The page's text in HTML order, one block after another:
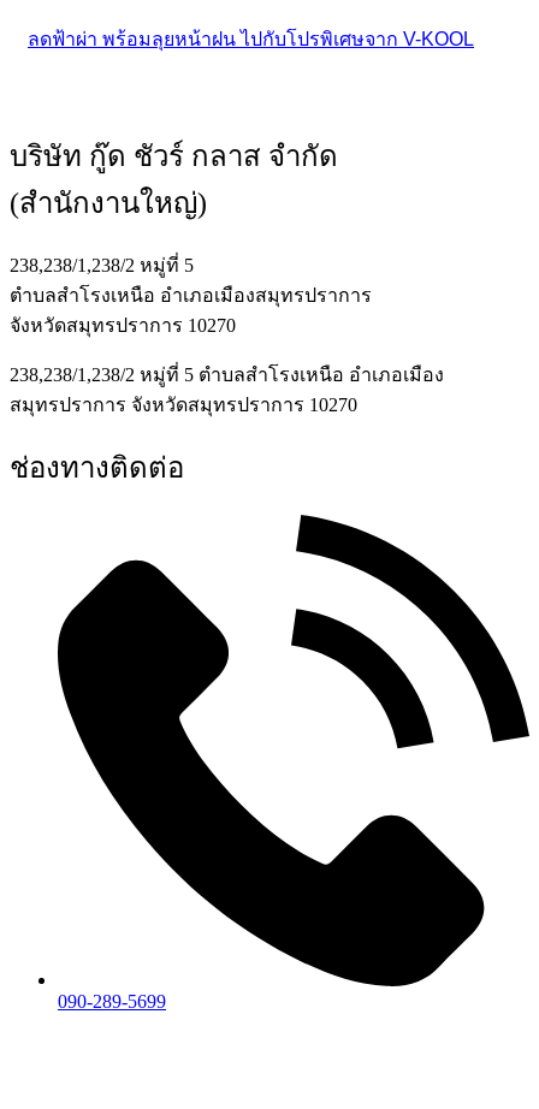
ลดฟ้าผ่า พร้อมลุยหน้าฝน ไปกับโปรพิเศษจาก V-KOOL
บริษัท กู๊ด ชัวร์ กลาส จำกัด
(สำนักงานใหญ่)
238,238/1,238/2 หมู่ที่ 5
ตำบลสำโรงเหนือ อำเภอเมืองสมุทรปราการ
จังหวัดสมุทรปราการ 10270
238,238/1,238/2 หมู่ที่ 5 ตำบลสำโรงเหนือ อำเภอเมือง
สมุทรปราการ จังหวัดสมุทรปราการ 10270
ช่องทางติดต่อ
090-289-5699